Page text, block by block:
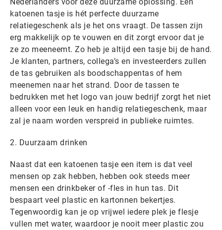
katoenen tasje is hét perfecte duurzame
relatiegeschenk als je het ons vraagt. De tassen zijn
erg makkelijk op te vouwen en dit zorgt ervoor dat je
ze zo meeneemt. Zo heb je altijd een tasje bij de hand.
Je klanten, partners, collega’s en investeerders zullen
de tas gebruiken als boodschappentas of hem
meenemen naar het strand. Door de tassen te
bedrukken met het logo van jouw bedrijf zorgt het niet
alleen voor een leuk en handig relatiegeschenk, maar
zal je naam worden verspreid in publieke ruimtes.
2. Duurzaam drinken
Naast dat een katoenen tasje een item is dat veel
mensen op zak hebben, hebben ook steeds meer
mensen een drinkbeker of -fles in hun tas. Dit
bespaart veel plastic en kartonnen bekertjes.
Tegenwoordig kan je op vrijwel iedere plek je flesje
vullen met water, waardoor je nooit meer plastic zou